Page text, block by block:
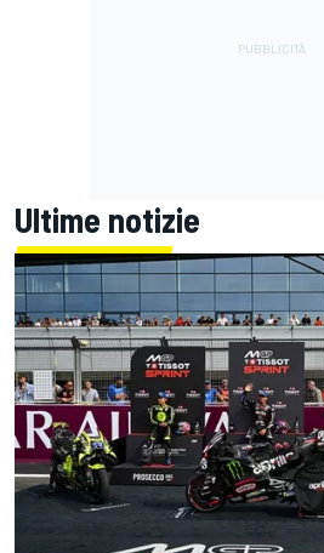
Ultime notizie